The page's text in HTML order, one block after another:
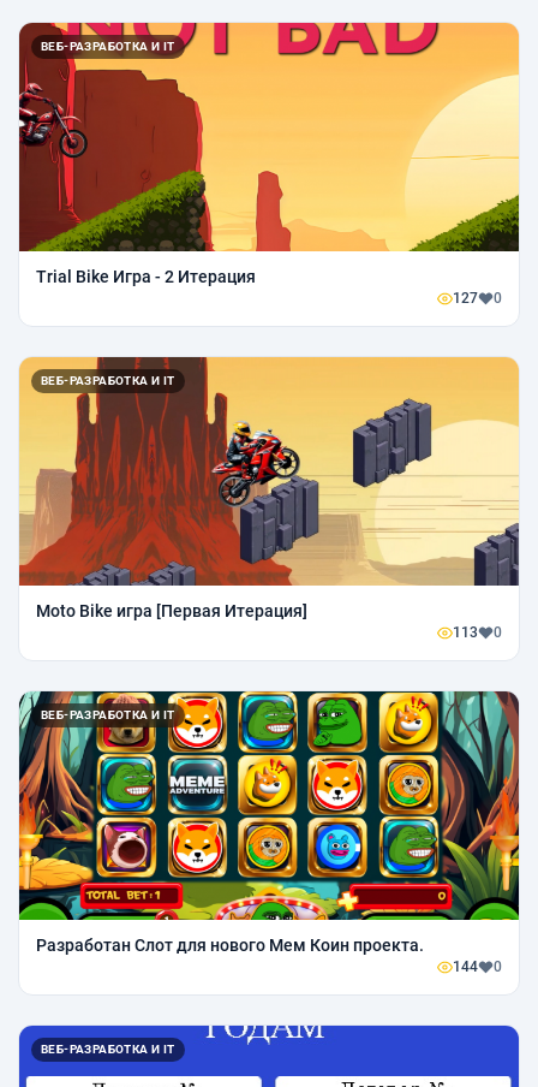
ВЕБ-РАЗРАБОТКА И IT
Trial Bike Игра - 2 Итерация
127 0
ВЕБ-РАЗРАБОТКА И IT
Moto Bike игра [Первая Итерация]
113 0
ВЕБ-РАЗРАБОТКА И IT
Разработан Слот для нового Мем Коин проекта.
144 0
ВЕБ-РАЗРАБОТКА И IT